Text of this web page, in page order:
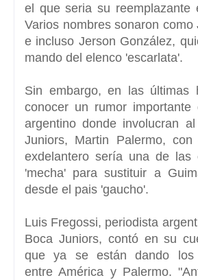
el que seria su reemplazante
Varios nombres sonaron como
e incluso Jerson González,
mando del elenco 'escarlata'.
Sin embargo, en las últimas
conocer un rumor importante
argentino donde involucran
Juniors, Martin Palermo,
exdelantero sería una de las
'mecha' para sustituir a
desde el pais 'gaucho'.
Luis Fregossi, periodista
Boca Juniors, contó en su
que ya se están dando los
entre América y Palermo.